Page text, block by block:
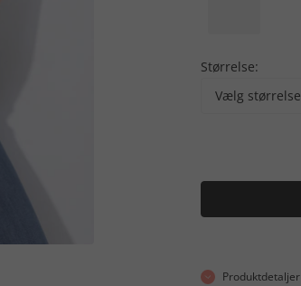
Størrelse:
Vælg størrelse
Produktdetaljer